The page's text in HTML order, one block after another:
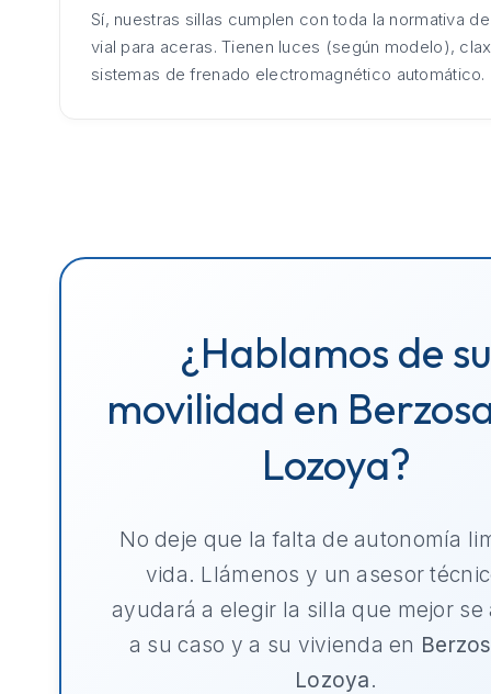
Sí, nuestras sillas cumplen con toda la normativa
vial para aceras. Tienen luces (según modelo),
sistemas de frenado electromagnético automático.
¿Hablamos de su
movilidad en
Lozoya?
No deje que la falta de autonomía
vida. Llámenos y un asesor
ayudará a elegir la silla que mejor se
a su caso y a su vivienda en
Lozoya.